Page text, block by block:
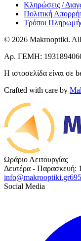
Κληρώσεις /
Πολιτική
Τρόποι
© 2026 Makrooptiki. All
Αρ. ΓΕΜΗ:
Η ιστοσελίδα είναι σε
Crafted with care by
Ωράριο Λειτουργίας
Δευτέρα - Παρασκευή:
info@makrooptiki.gr
Social Media